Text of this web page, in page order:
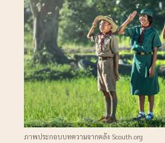
ภาพประกอบบทความจากคลัง Scouth.org